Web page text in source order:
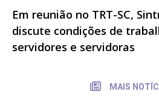
Em reunião no TRT-SC,
discute condições de
servidores e servidoras
MAIS